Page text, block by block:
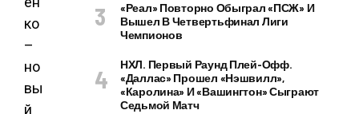
«Реал» Повторно Обыграл «ПСЖ» И
Вышел В Четвертьфинал Лиги
Чемпионов
НХЛ. Первый Раунд Плей-Офф.
«Даллас» Прошел «Нэшвилл»,
«Каролина» И «Вашингтон» Сыграют
Седьмой Матч